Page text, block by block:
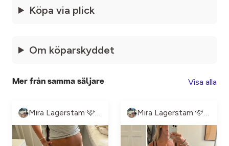
Köpa via plick
Om köparskyddet
Mer från samma säljare Visa alla
Mira Lagerstam 🩷💓💕💖 Mira Lagerstam 🩷💓💕💖